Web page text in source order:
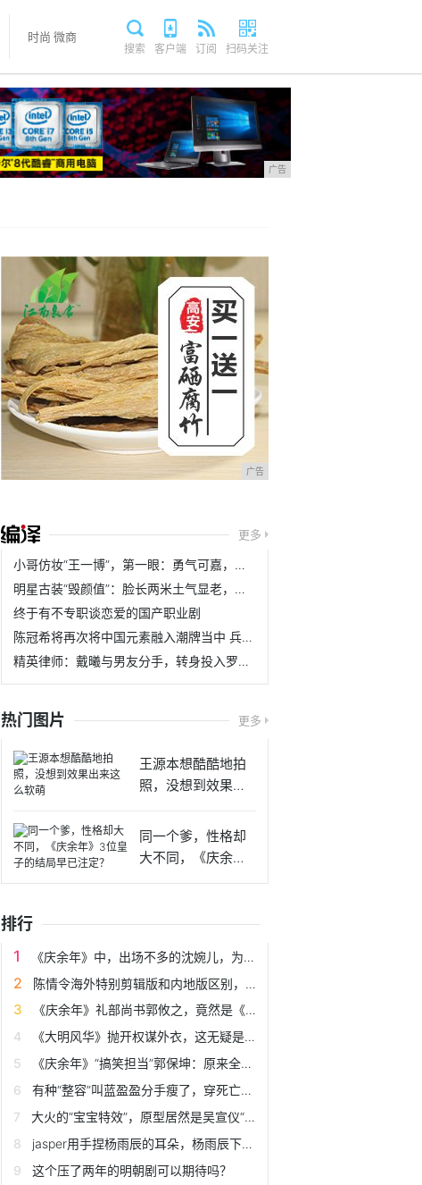
时尚 微商
搜索 客户端 订阅 扫码关注
广告
广告
更多
小哥仿妆“王一博”，第一眼：勇气可嘉，看到成品后：你个假粉
明星古装“毁颜值”：脸长两米土气显老，离开滤镜一秒幻灭
终于有不专职谈恋爱的国产职业剧
陈冠希将再次将中国元素融入潮牌当中 兵马俑曾为他带来设计灵感
精英律师：戴曦与男友分手，转身投入罗槟怀抱，俩人开始撒狗粮
热门图片 更多
王源本想酷酷地拍
照，没想到效果出
同一个爹，性格却
大不同，《庆余
年》3位皇
排行
《庆余年》中，出场不多的沈婉儿，为什么人气比女主林婉儿还高？
陈情令海外特别剪辑版和内地版区别，海外版真香
《庆余年》礼部尚书郭攸之，竟然是《东游记》中主演之一？
《大明风华》抛开权谋外衣，这无疑是一部搞笑喜剧
《庆余年》“搞笑担当”郭保坤：原来全剧只有我这样表演
有种“整容”叫蓝盈盈分手瘦了，穿死亡芭比粉裙，腰间感觉能透光
大火的“宝宝特效”，原型居然是吴宣仪“水煮蛋”，明星都在用
jasper用手捏杨雨辰的耳朵，杨雨辰下意识反应，实力宠弟弟
这个压了两年的明朝剧可以期待吗？